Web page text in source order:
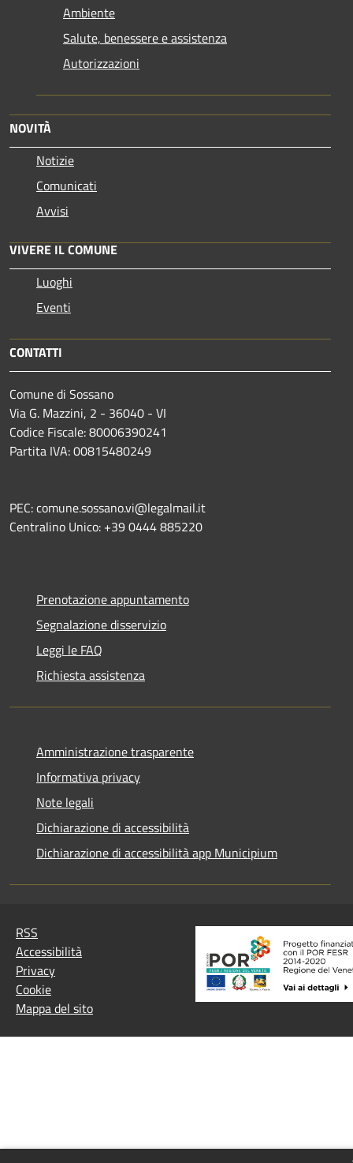
Ambiente
Salute, benessere e assistenza
Autorizzazioni
NOVITÀ
Notizie
Comunicati
Avvisi
VIVERE IL COMUNE
Luoghi
Eventi
CONTATTI
Comune di Sossano
Via G. Mazzini, 2 - 36040 - VI
Codice Fiscale: 80006390241
Partita IVA: 00815480249
PEC: comune.sossano.vi@legalmail.it
Centralino Unico: +39 0444 885220
Prenotazione appuntamento
Segnalazione disservizio
Leggi le FAQ
Richiesta assistenza
Amministrazione trasparente
Informativa privacy
Note legali
Dichiarazione di accessibilità
Dichiarazione di accessibilità app Municipium
RSS
Accessibilità
Privacy
Cookie
Mappa del sito